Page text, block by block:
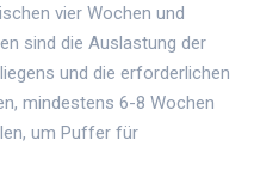
vier Wochen und
sind die Auslastung der
und die erforderlichen
mindestens 6-8 Wochen
um Puffer für